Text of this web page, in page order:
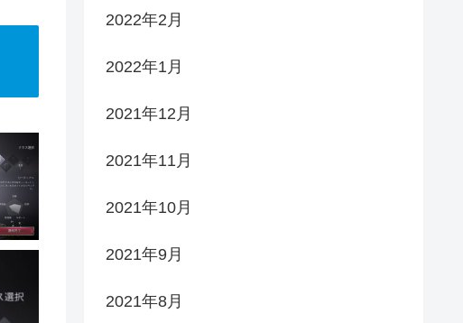
2022年2月
2022年1月
2021年12月
2021年11月
2021年10月
2021年9月
2021年8月